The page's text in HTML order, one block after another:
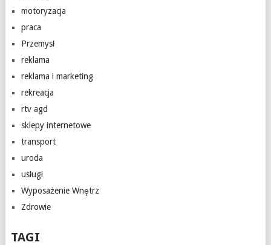
motoryzacja
praca
Przemysł
reklama
reklama i marketing
rekreacja
rtv agd
sklepy internetowe
transport
uroda
usługi
Wyposażenie Wnętrz
Zdrowie
TAGI